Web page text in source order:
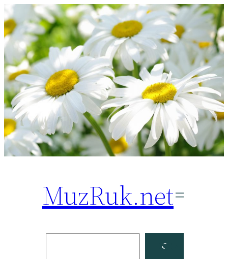
Перейти
к
содержимому
MuzRuk.net
Facebook